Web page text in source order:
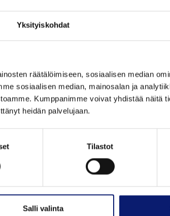
Yksityiskohdat
räätälöimiseen, sosiaalisen median
sosiaalisen median, mainosalan ja
Kumppanimme voivat yhdistää näitä
heidän palvelujaan.
Tilastot
Salli valinta